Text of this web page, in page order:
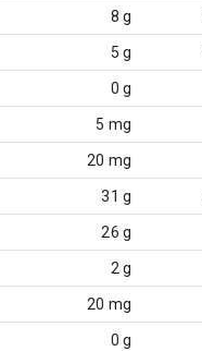
8 g
5 g
0 g
5 mg
20 mg
31 g
26 g
2 g
20 mg
0 g